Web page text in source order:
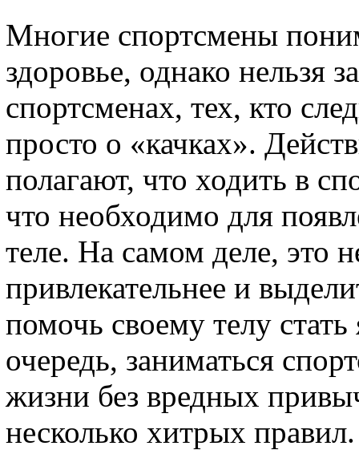
Многие спортсмены
здоровье, однако нельзя
спортсменах, тех, кто
просто о «качках».
полагают, что ходить в
что необходимо для
теле. На самом деле, это
привлекательнее и
помочь своему телу
очередь, заниматься
жизни без вредных
несколько хитрых правил.